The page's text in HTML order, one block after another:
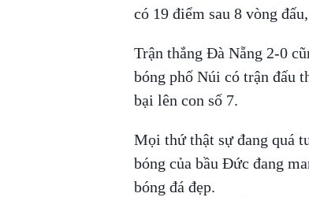
có 19 điểm sau 8 vòng
Trận thắng Đà Nẵng 2-0
bóng phố Núi có trận đấu
bại lên con số 7.
Mọi thứ thật sự đang quá
bóng của bầu Đức đang
bóng đá đẹp.